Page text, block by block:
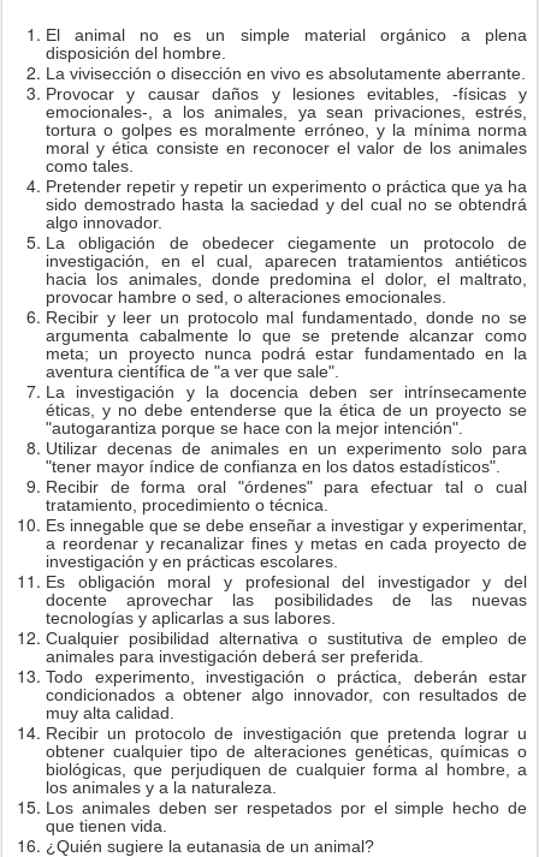
El animal no es un simple material orgánico a plena
disposición del hombre.
La vivisección o disección en vivo es absolutamente aberrante.
Provocar y causar daños y lesiones evitables, -físicas y
emocionales-, a los animales, ya sean privaciones, estrés,
tortura o golpes es moralmente erróneo, y la mínima norma
moral y ética consiste en reconocer el valor de los animales
como tales.
Pretender repetir y repetir un experimento o práctica que ya ha
sido demostrado hasta la saciedad y del cual no se obtendrá
algo innovador.
La obligación de obedecer ciegamente un protocolo de
investigación, en el cual, aparecen tratamientos antiéticos
hacia los animales, donde predomina el dolor, el maltrato,
provocar hambre o sed, o alteraciones emocionales.
Recibir y leer un protocolo mal fundamentado, donde no se
argumenta cabalmente lo que se pretende alcanzar como
meta; un proyecto nunca podrá estar fundamentado en la
aventura científica de "a ver que sale".
La investigación y la docencia deben ser intrínsecamente
éticas, y no debe entenderse que la ética de un proyecto se
"autogarantiza porque se hace con la mejor intención".
Utilizar decenas de animales en un experimento solo para
"tener mayor índice de confianza en los datos estadísticos".
Recibir de forma oral "órdenes" para efectuar tal o cual
tratamiento, procedimiento o técnica.
Es innegable que se debe enseñar a investigar y experimentar,
a reordenar y recanalizar fines y metas en cada proyecto de
investigación y en prácticas escolares.
Es obligación moral y profesional del investigador y del
docente aprovechar las posibilidades de las nuevas
tecnologías y aplicarlas a sus labores.
Cualquier posibilidad alternativa o sustitutiva de empleo de
animales para investigación deberá ser preferida.
Todo experimento, investigación o práctica, deberán estar
condicionados a obtener algo innovador, con resultados de
muy alta calidad.
Recibir un protocolo de investigación que pretenda lograr u
obtener cualquier tipo de alteraciones genéticas, químicas o
biológicas, que perjudiquen de cualquier forma al hombre, a
los animales y a la naturaleza.
Los animales deben ser respetados por el simple hecho de
que tienen vida.
¿Quién sugiere la eutanasia de un animal?